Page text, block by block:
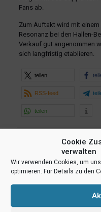
Cookie
verwalten
Wir verwenden Cookies, um
optimieren. Für Details zu den
Fans ab.
Zum Auftakt wird mit
Resonanz bei den Hallen-
Verkauf gut angenommen
sich langfristig etablieren.
teilen
RSS-feed
teilen
Ähnliche Beiträge